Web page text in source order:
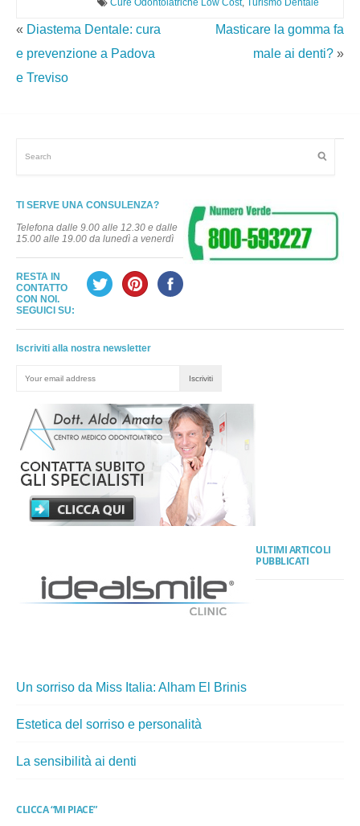
« Diastema Dentale: cura
e prevenzione a Padova
e Treviso
Masticare la gomma fa
male ai denti? »
TI SERVE UNA CONSULENZA?
Telefona dalle 9.00 alle 12.30 e dalle
15.00 alle 19.00 da lunedì a venerdì
RESTA IN
CONTATTO
CON NOI.
SEGUICI SU:
Iscriviti alla nostra newsletter
ULTIMI ARTICOLI
PUBBLICATI
Un sorriso da Miss Italia: Alham El Brinis
Estetica del sorriso e personalità
La sensibilità ai denti
CLICCA “MI PIACE”